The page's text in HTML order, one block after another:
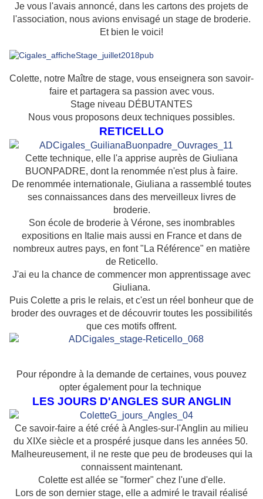
Je vous l'avais annoncé, dans les cartons des projets de
l'association, nous avions envisagé un stage de broderie.
Et bien le voici!
Colette, notre Maître de stage, vous enseignera son savoir-
faire et partagera sa passion avec vous.
Stage niveau DÉBUTANTES
Nous vous proposons deux techniques possibles.
RETICELLO
Cette technique, elle l'a apprise auprès de Giuliana
BUONPADRE, dont la renommée n'est plus à faire.
De renommée internationale, Giuliana a rassemblé toutes
ses connaissances dans des merveilleux livres de
broderie.
Son école de broderie à Vérone, ses inombrables
expositions en Italie mais aussi en France et dans de
nombreux autres pays, en font "La Référence" en matière
de Reticello.
J'ai eu la chance de commencer mon apprentissage avec
Giuliana.
Puis Colette a pris le relais, et c'est un réel bonheur que de
broder des ouvrages et de découvrir toutes les possibilités
que ces motifs offrent.
Pour répondre à la demande de certaines, vous pouvez
opter également pour la technique
LES JOURS D'ANGLES SUR ANGLIN
Ce savoir-faire a été créé à Angles-sur-l'Anglin au milieu
du XIXe siècle et a prospéré jusque dans les années 50.
Malheureusement, il ne reste que peu de brodeuses qui la
connaissent maintenant.
Colette est allée se "former" chez l'une d'elle.
Lors de son dernier stage, elle a admiré le travail réalisé